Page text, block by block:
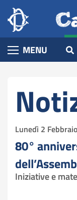
Camera
Giovani
Salta
contenuto
principale
MENU
Home
Notizie
Eventi
ParlaWiki
Lezioni di
Vieni alla Camera
Preparati alla
I nostri podcast
Contenuto
Lunedì 2
80°
Iniziative e